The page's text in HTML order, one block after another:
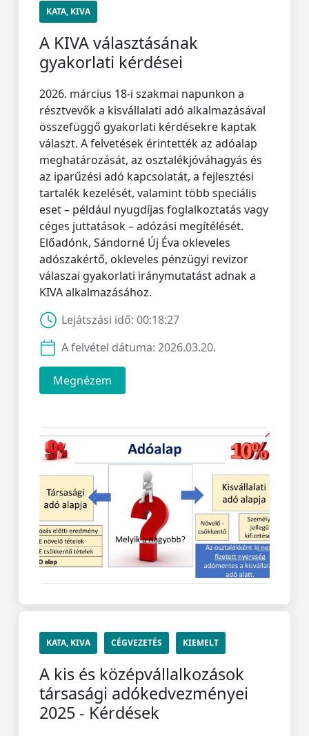
KATA, KIVA
A KIVA választásának
gyakorlati kérdései
2026. március 18-i szakmai napunkon a
résztvevők a kisvállalati adó alkalmazásával
összefüggő gyakorlati kérdésekre kaptak
választ. A felvetések érintették az adóalap
meghatározását, az osztalékjóváhagyás és
az iparűzési adó kapcsolatát, a fejlesztési
tartalék kezelését, valamint több speciális
eset – például nyugdíjas foglalkoztatás vagy
céges juttatások – adózási megítélését.
Előadónk, Sándorné Új Éva okleveles
adószakértő, okleveles pénzügyi revizor
válaszai gyakorlati iránymutatást adnak a
KIVA alkalmazásához.
Lejátszási idő: 00:18:27
A felvétel dátuma: 2026.03.20.
Megnézem
KATA, KIVA CÉGVEZETÉS KIEMELT
A kis és középvállalkozások
társasági adókedvezményei
2025 - Kérdések